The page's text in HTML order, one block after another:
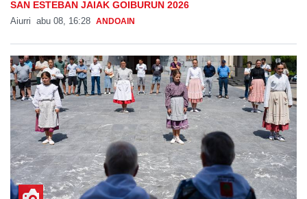
SAN ESTEBAN JAIAK GOIBURUN 2026
Aiurri abu 08, 16:28 ANDOAIN